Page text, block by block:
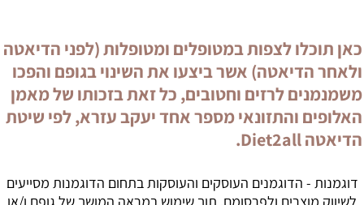
כאן תוכלו לצפות במטופלים ומטופלות (לפני הדיאטה
ולאחר הדיאטה) אשר ביצעו את השינוי בגופם והפכו
משמנמנים לרזים וחטובים, כל זאת בזכותו של מאמן
האלופים והתזונאי מספר אחד יעקב עזרא, לפי שיטת
הדיאטה Diet2all.
דוגמנות - הדוגמנים העוסקים והעוסקות בתחום הדוגמנות מסייעים
לשיווק מוצרים ולפרסומם, תוך שימוש במראה המושך של גופם ו/או